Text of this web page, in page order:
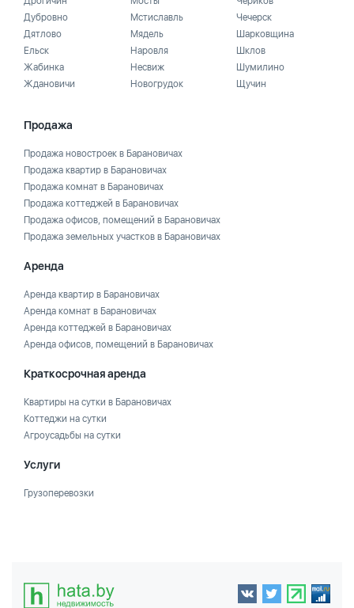
Дубровно
Дятлово
Ельск
Жабинка
Ждановичи
Мстиславль
Мядель
Наровля
Несвиж
Новогрудок
Чечерск
Шарковщина
Шклов
Шумилино
Щучин
Продажа
Продажа новостроек в Барановичах
Продажа квартир в Барановичах
Продажа комнат в Барановичах
Продажа коттеджей в Барановичах
Продажа офисов, помещений в Барановичах
Продажа земельных участков в Барановичах
Аренда
Аренда квартир в Барановичах
Аренда комнат в Барановичах
Аренда коттеджей в Барановичах
Аренда офисов, помещений в Барановичах
Краткосрочная аренда
Квартиры на сутки в Барановичах
Коттеджи на сутки
Агроусадьбы на сутки
Услуги
Грузоперевозки